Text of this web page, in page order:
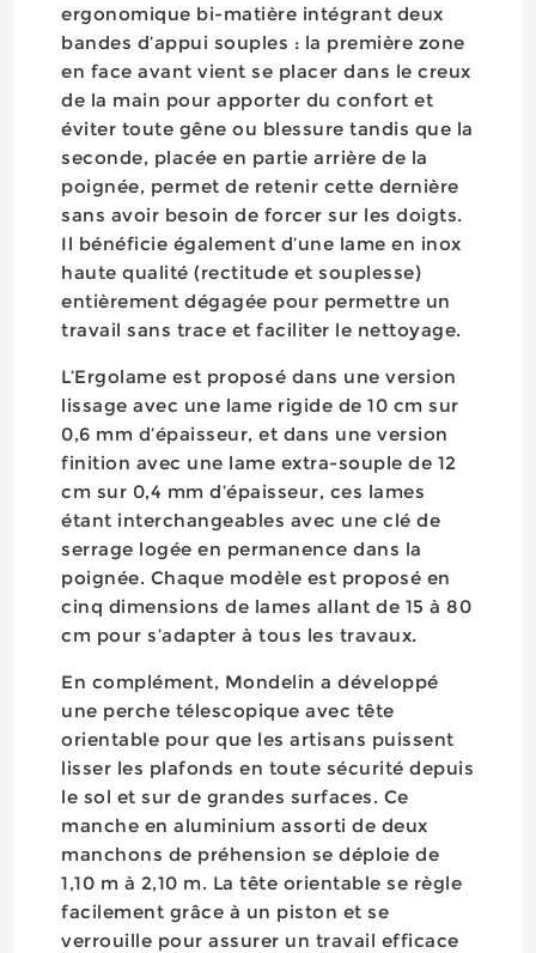
ergonomique bi-matière intégrant deux
bandes d’appui souples : la première zone
en face avant vient se placer dans le creux
de la main pour apporter du confort et
éviter toute gêne ou blessure tandis que la
seconde, placée en partie arrière de la
poignée, permet de retenir cette dernière
sans avoir besoin de forcer sur les doigts.
Il bénéficie également d’une lame en inox
haute qualité (rectitude et souplesse)
entièrement dégagée pour permettre un
travail sans trace et faciliter le nettoyage.
L’Ergolame est proposé dans une version
lissage avec une lame rigide de 10 cm sur
0,6 mm d’épaisseur, et dans une version
finition avec une lame extra-souple de 12
cm sur 0,4 mm d’épaisseur, ces lames
étant interchangeables avec une clé de
serrage logée en permanence dans la
poignée. Chaque modèle est proposé en
cinq dimensions de lames allant de 15 à 80
cm pour s’adapter à tous les travaux.
En complément, Mondelin a développé
une perche télescopique avec tête
orientable pour que les artisans puissent
lisser les plafonds en toute sécurité depuis
le sol et sur de grandes surfaces. Ce
manche en aluminium assorti de deux
manchons de préhension se déploie de
1,10 m à 2,10 m. La tête orientable se règle
facilement grâce à un piston et se
verrouille pour assurer un travail efficace